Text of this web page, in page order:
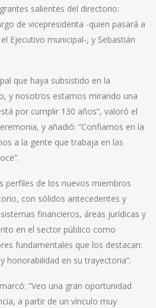
salientes del directorio:
de vicepresidenta -quien pasará a
Ejecutivo municipal-, y Sebastián
que haya subsistido en la
y nosotros estamos mirando una
por cumplir 130 años”, valoró el
y añadió: “Confiamos en la
a la gente que trabaja en las
perfiles de los nuevos miembros
con sólidos antecedentes y
financieros, áreas jurídicas y
en el sector público como
fundamentales que los destacan:
honorabilidad en su trayectoria”.
“Veo una gran oportunidad
a partir de un vínculo muy